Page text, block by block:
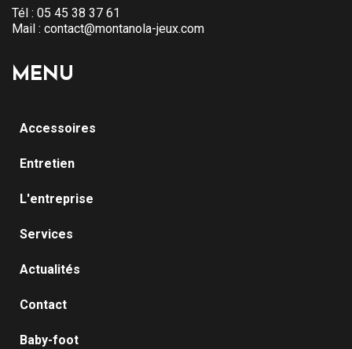
Tél : 05 45 38 37 61
Mail : contact@montanola-jeux.com
MENU
Accessoires
Entretien
L'entreprise
Services
Actualités
Contact
Baby-foot